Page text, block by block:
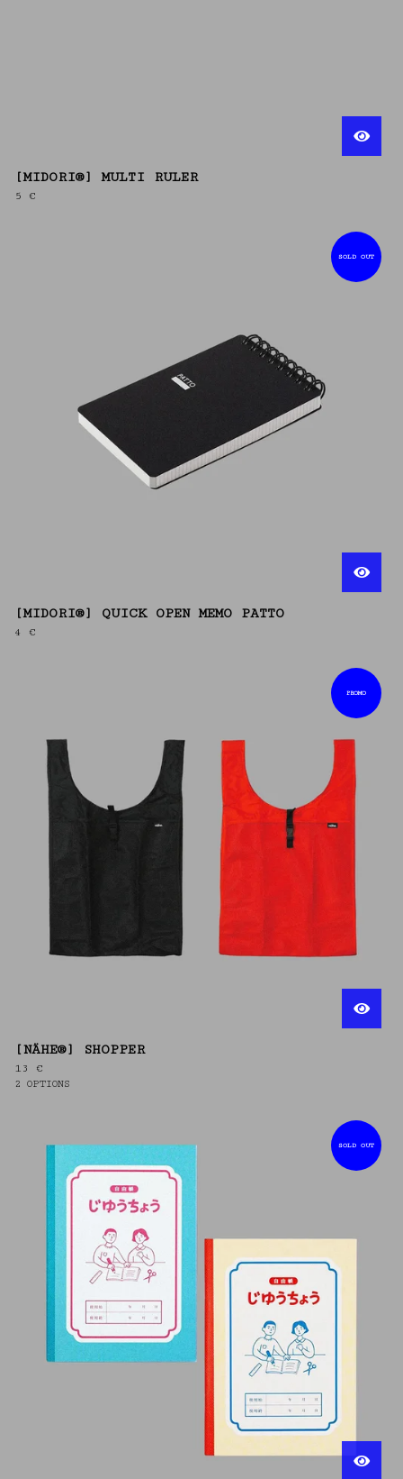
[MIDORI®] MULTI RULER
5 €
SOLD OUT
[MIDORI®] QUICK OPEN MEMO PATTO
4 €
PROMO
[NÄHE®] SHOPPER
13 €
2 OPTIONS
SOLD OUT